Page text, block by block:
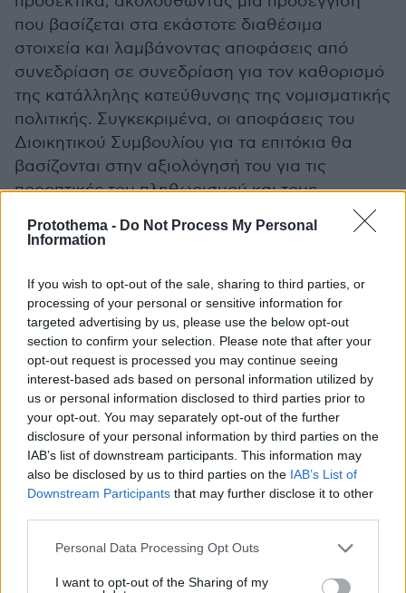
Protothema - Do Not Process My Personal
Information
If you wish to opt-out of the sale, sharing to third parties, or
processing of your personal or sensitive information for
targeted advertising by us, please use the below opt-out
section to confirm your selection. Please note that after your
opt-out request is processed you may continue seeing
interest-based ads based on personal information utilized by
us or personal information disclosed to third parties prior to
your opt-out. You may separately opt-out of the further
disclosure of your personal information by third parties on the
IAB’s list of downstream participants. This information may
also be disclosed by us to third parties on the IAB’s List of
Downstream Participants that may further disclose it to other
Please note that this website/app uses one or more Google
not limited to your visit or usage behaviour. You may click to
Personal Data Processing Opt Outs
I want to opt-out of the Sharing of my
που βασίζεται στα εκάστοτε διαθέσιμα
στοιχεία και λαμβάνοντας αποφάσεις από
συνεδρίαση σε συνεδρίαση για τον καθορισμό
της κατάλληλης κατεύθυνσης της νομισματικής
πολιτικής. Συγκεκριμένα, οι αποφάσεις του
Διοικητικού Συμβουλίου για τα επιτόκια θα
βασίζονται στην αξιολόγησή του για τις
προοπτικές του πληθωρισμού και τους
κινδύνους που τις περιβάλλουν, υπό το πρίσμα
των εισερχόμενων οικονομικών και
δυναμική του υποκείμενου πληθωρισμού και
την ένταση με την οποία μεταδίδεται η
νομισματική πολιτική. Το Διοικητικό Συμβούλιο
δεν δεσμεύεται εκ των προτέρων για
συγκεκριμένη πορεία των επιτοκίων.
Βασικά επιτόκια της ΕΚΤ
Το Διοικητικό Συμβούλιο αποφάσισε να
αυξήσει τα τρία βασικά επιτόκια της ΕΚΤ κατά
25 μονάδες βάσης. Κατά συνέπεια, τα επιτόκια
της διευκόλυνσης αποδοχής καταθέσεων, των
πράξεων κύριας αναχρηματοδότησης και της